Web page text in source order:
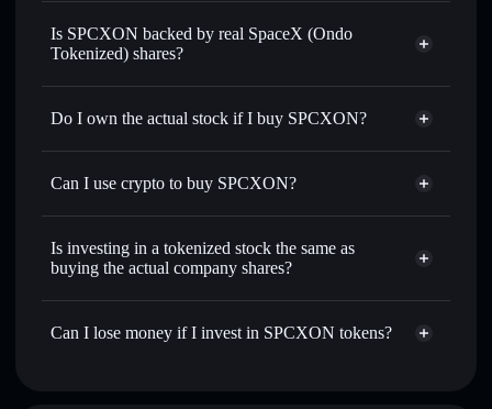
Is SPCXON backed by real SpaceX (Ondo
Tokenized) shares?
Do I own the actual stock if I buy SPCXON?
Can I use crypto to buy SPCXON?
Is investing in a tokenized stock the same as
buying the actual company shares?
Can I lose money if I invest in SPCXON tokens?